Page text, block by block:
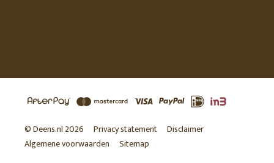
© Deens.nl 2026 Privacy statement
Disclaimer
Algemene voorwaarden
Sitemap